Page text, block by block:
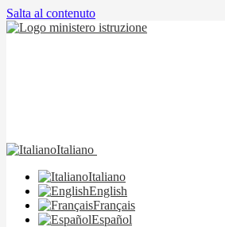
Salta al contenuto
Italiano
Italiano
English
Français
Español